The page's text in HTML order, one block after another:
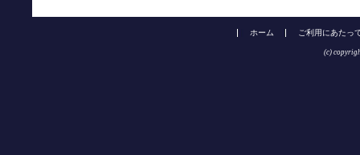
ホーム ご利用にあたっ
(c)